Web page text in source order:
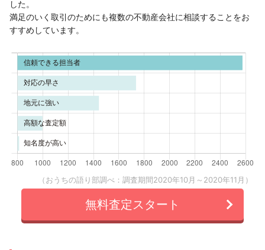
した。
満足のいく取引のためにも複数の不動産会社に相談することをお
すすめしています。
（おうちの語り部調べ：調査期間2020年10月～2020年11月）
無料査定スタート